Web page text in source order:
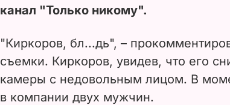
канал "Только никому".
"Киркоров, бл...дь", –
съемки. Киркоров, увидев, что его
камеры с недовольным лицом. В
в компании двух мужчин.